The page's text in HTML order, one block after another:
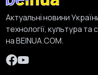
Актуальні новини
технології, культура
на BEINUA.COM.